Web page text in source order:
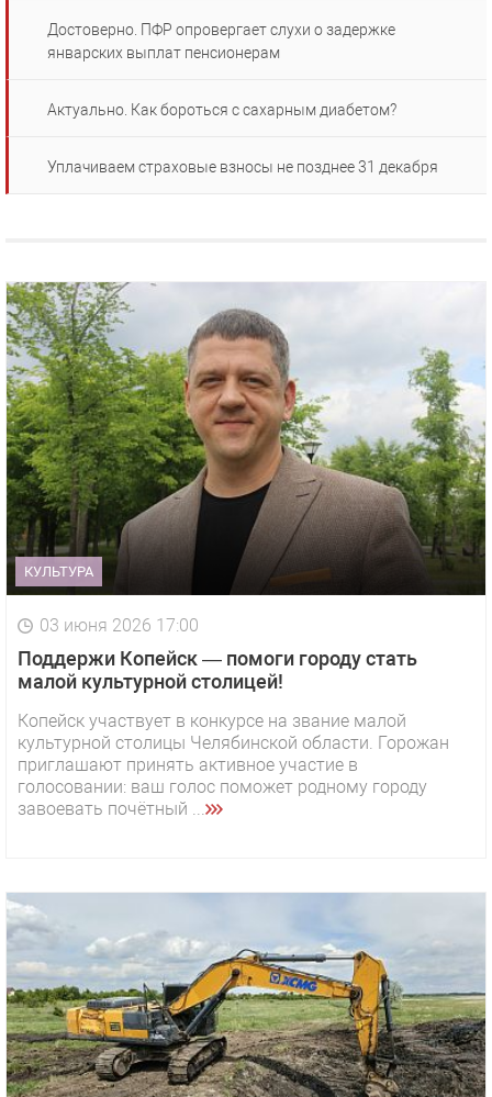
Достоверно. ПФР опровергает слухи о задержке
январских выплат пенсионерам
Актуально. Как бороться с сахарным диабетом?
Уплачиваем страховые взносы не позднее 31 декабря
КУЛЬТУРА
03 июня 2026 17:00
Поддержи Копейск — помоги городу стать
малой культурной столицей!
Копейск участвует в конкурсе на звание малой
культурной столицы Челябинской области. Горожан
приглашают принять активное участие в
голосовании: ваш голос поможет родному городу
завоевать почётный ...